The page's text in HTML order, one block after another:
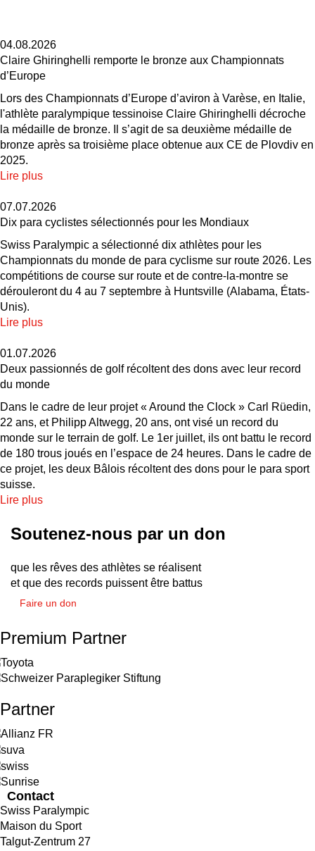
04.08.2026
Claire Ghiringhelli remporte le bronze aux Championnats
d’Europe
Lors des Championnats d’Europe d’aviron à Varèse, en Italie,
l'athlète paralympique tessinoise Claire Ghiringhelli décroche
la médaille de bronze. Il s’agit de sa deuxième médaille de
bronze après sa troisième place obtenue aux CE de Plovdiv en
2025.
Lire plus
07.07.2026
Dix para cyclistes sélectionnés pour les Mondiaux
Swiss Paralympic a sélectionné dix athlètes pour les
Championnats du monde de para cyclisme sur route 2026. Les
compétitions de course sur route et de contre-la-montre se
dérouleront du 4 au 7 septembre à Huntsville (Alabama, États-
Unis).
Lire plus
01.07.2026
Deux passionnés de golf récoltent des dons avec leur record
du monde
Dans le cadre de leur projet « Around the Clock » Carl Rüedin,
22 ans, et Philipp Altwegg, 20 ans, ont visé un record du
monde sur le terrain de golf. Le 1er juillet, ils ont battu le record
de 180 trous joués en l’espace de 24 heures. Dans le cadre de
ce projet, les deux Bâlois récoltent des dons pour le para sport
suisse.
Lire plus
Soutenez-nous par un don
que les rêves des athlètes se réalisent
et que des records puissent être battus
Faire un don
Premium Partner
Partner
Contact
Swiss Paralympic
Maison du Sport
Talgut-Zentrum 27